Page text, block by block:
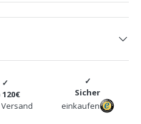
120€
Sicher
einkaufen